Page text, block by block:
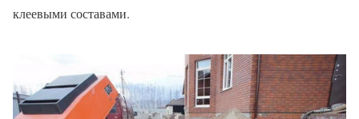
клеевыми составами.